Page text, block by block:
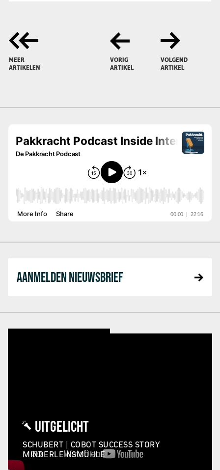
MEER
ARTIKELEN
VORIG
ARTIKEL
VOLGEND
ARTIKEL
AANMELDEN NIEUWSBRIEF
UITGELICHT
SCHUBERT | COBOT SUCCESS STORY
MINDERLEINSMÜHLE